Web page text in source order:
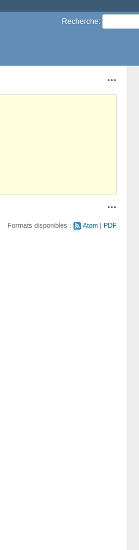
Recherche:
Formats disponibles : Atom PDF